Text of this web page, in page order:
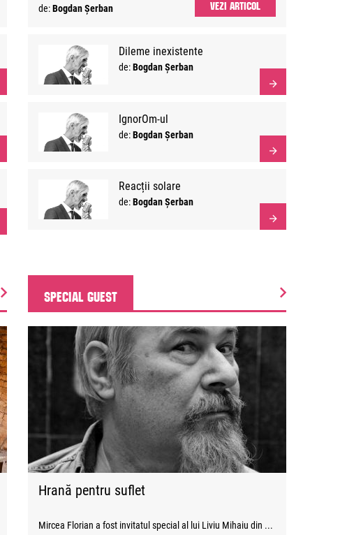
de:Bogdan Șerban VEZI ARTICOL
Dileme inexistente
de:Bogdan Șerban
IgnorOm-ul
de:Bogdan Șerban
Reacții solare
de:Bogdan Șerban
SPECIAL GUEST
Hrană pentru suflet
Mircea Florian a fost invitatul special al lui Liviu Mihaiu din ...